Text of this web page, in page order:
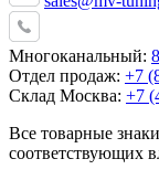
Многоканальный:
Отдел продаж: +7
Склад Москва: +7
Все товарные
соответствующих